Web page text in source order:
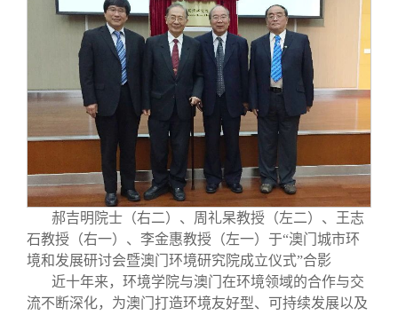
郝吉明院士（右二）、周礼杲教授（左二）、王志
石教授（右一）、李金惠教授（左一）于“澳门城市环
境和发展研讨会暨澳门环境研究院成立仪式”合影
近十年来，环境学院与澳门在环境领域的合作与交
流不断深化，为澳门打造环境友好型、可持续发展以及